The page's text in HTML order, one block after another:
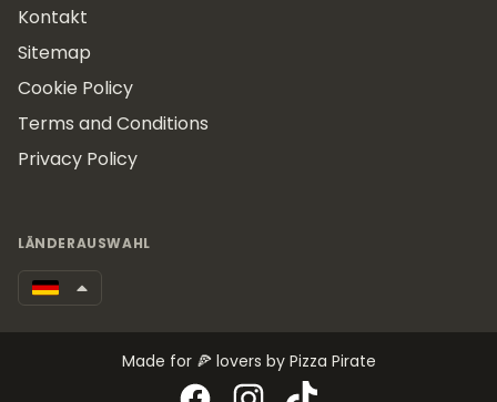
Kontakt
Sitemap
Cookie Policy
Terms and Conditions
Privacy Policy
LÄNDERAUSWAHL
Made for 🍕 lovers by Pizza Pirate
FacebookInstagram
TikTok